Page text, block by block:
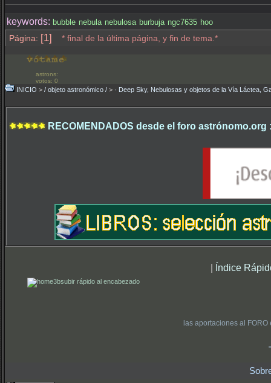
keywords: bubble nebula nebulosa burbuja ngc7635 hoo
Página: [1] * final de la última página, y fin de tema.*
astrons:
votos: 0
INICIO > / objeto astronómico / > · Deep Sky, Nebulosas y objetos de la Vía Láctea,
RECOMENDADOS desde el foro astrónomo.org
| Índice
subir rápido al encabezado
las aportaciones al